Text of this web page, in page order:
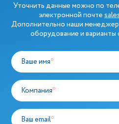
Уточнить данные можно по
электронной почте
Дополнительно наши
оборудование и
Ваше имя*
Компания*
Ваш email*